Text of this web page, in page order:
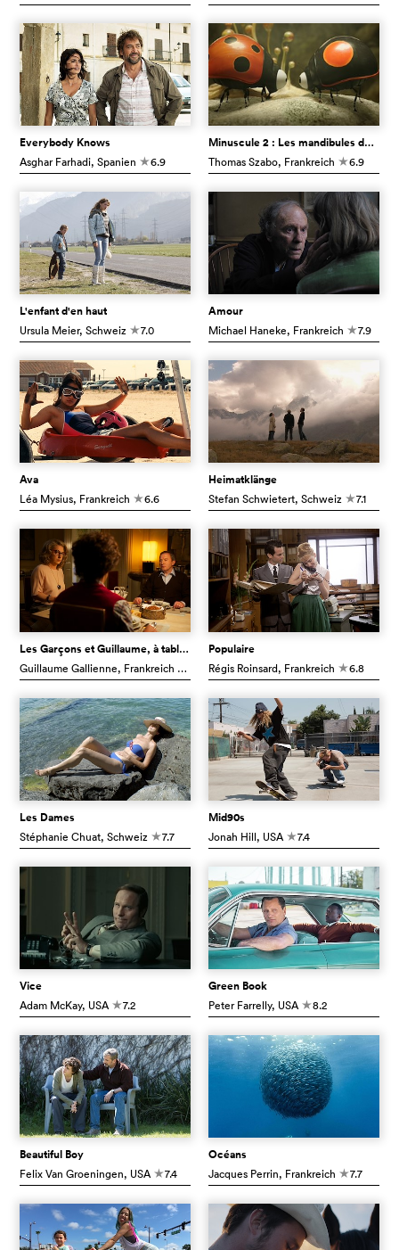
Everybody Knows
Asghar Farhadi, Spanien c6.9
Minuscule 2 : Les mandibules du bout du monde
Thomas Szabo, Frankreich c6.9
L'enfant d'en haut
Ursula Meier, Schweiz c7.0
Amour
Michael Haneke, Frankreich c7.9
Ava
Léa Mysius, Frankreich c6.6
Heimatklänge
Stefan Schwietert, Schweiz c7.1
Les Garçons et Guillaume, à table !
Guillaume Gallienne, Frankreich
Populaire
Régis Roinsard, Frankreich c6.8
Les Dames
Stéphanie Chuat, Schweiz c7.7
Mid90s
Jonah Hill, USA c7.4
Vice
Adam McKay, USA c7.2
Green Book
Peter Farrelly, USA c8.2
Beautiful Boy
Felix Van Groeningen, USA c7.4
Océans
Jacques Perrin, Frankreich c7.7